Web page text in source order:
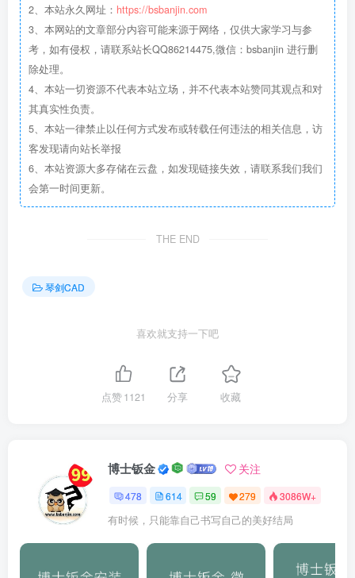
2、本站永久网址： https://bsbanjin.com
3、本网站的文章部分内容可能来源于网络，仅供大家学习与参
考，如有侵权，请联系站长QQ86214475,微信：bsbanjin 进行删
除处理。
4、本站一切资源不代表本站立场，并不代表本站赞同其观点和对
其真实性负责。
5、本站一律禁止以任何方式发布或转载任何违法的相关信息，访
客发现请向站长举报
6、本站资源大多存储在云盘，如发现链接失效，请联系我们我们
会第一时间更新。
THE END
琴剑CAD
喜欢就支持一下吧
点赞1121 分享 收藏
博士钣金 关注
478 614 59 279 3086W+
有时候，只能靠自己书写自己的美好结局